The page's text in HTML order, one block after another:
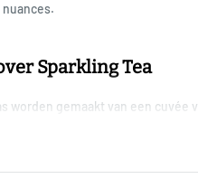
Sparkling Tea
worden gemaakt van een cuvée
van hoge kwaliteit, van
zwarte theesoorten. Elke fles